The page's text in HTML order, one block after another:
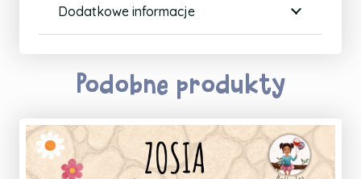
Dodatkowe informacje
Podobne produkty